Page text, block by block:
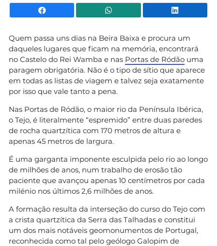
Facebook WhatsApp
Quem passa uns dias na Beira Baixa e procura um
daqueles lugares que ficam na memória, encontrará
no Castelo do Rei Wamba e nas Portas de Ródão uma
paragem obrigatória. Não é o tipo de sítio que aparece
em todas as listas de viagem e talvez seja exatamente
por isso que vale tanto a pena.
Nas Portas de Ródão, o maior rio da Península Ibérica,
o Tejo, é literalmente “espremido” entre duas paredes
de rocha quartzítica com 170 metros de altura e
apenas 45 metros de largura.
É uma garganta imponente esculpida pelo rio ao longo
de milhões de anos, num trabalho de erosão tão
paciente que avançou apenas 10 centímetros por cada
milénio nos últimos 2,6 milhões de anos.
A formação resulta da interseção do curso do Tejo com
a crista quartzítica da Serra das Talhadas e constitui
um dos mais notáveis geomonumentos de Portugal,
reconhecida como tal pelo geólogo Galopim de